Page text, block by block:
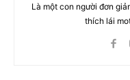
Là một con người đơn
thích lái